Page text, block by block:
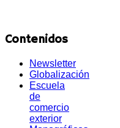
Contenidos
Newsletter
Globalización
Escuela
de
comercio
exterior